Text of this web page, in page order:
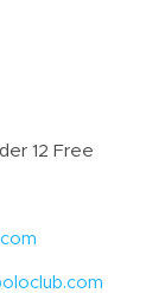
12 Free